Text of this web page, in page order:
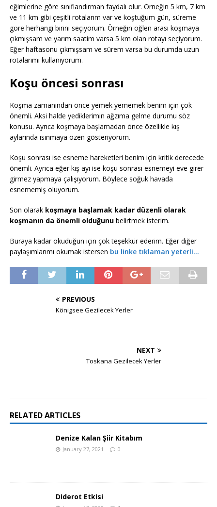
eğimlerine göre sınıflandırman faydalı olur. Örneğin 5 km, 7 km
ve 11 km gibi çeşitli rotalarım var ve koştuğum gün, süreme
göre herhangi birini seçiyorum. Örneğin öğlen arası koşmaya
çıkmışsam ve yarım saatim varsa 5 km olan rotayı seçiyorum.
Eğer haftasonu çıkmışsam ve sürem varsa bu durumda uzun
rotalarımı kullanıyorum.
Koşu öncesi sonrası
Koşma zamanından önce yemek yememek benim için çok
önemli. Aksi halde yediklerimin ağzıma gelme durumu söz
konusu. Ayrıca koşmaya başlamadan önce özellikle kış
aylarında ısınmaya özen gösteriyorum.
Koşu sonrası ise esneme hareketleri benim için kritik derecede
önemli. Ayrıca eğer kış ayı ise koşu sonrası esnemeyi eve girer
girmez yapmaya çalışıyorum. Böylece soğuk havada
esnememiş oluyorum.
Son olarak koşmaya başlamak kadar düzenli olarak
koşmanın da önemli olduğunu belirtmek isterim.
Buraya kadar okuduğun için çok teşekkür ederim. Eğer diğer
paylaşımlarımı okumak istersen bu linke tıklaman yeterli…
PREVIOUS
Königsee Gezilecek Yerler
NEXT
Toskana Gezilecek Yerler
RELATED ARTICLES
Denize Kalan Şiir Kitabım
January 27, 2021 0
Diderot Etkisi